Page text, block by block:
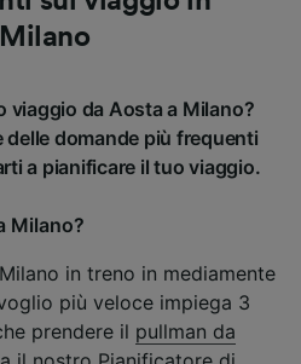
viaggio da Aosta a Milano?
domande più frequenti
a pianificare il tuo viaggio.
Milano?
in treno in mediamente
più veloce impiega 3
prendere il pullman da